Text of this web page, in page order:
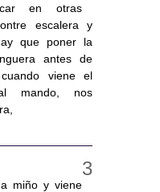
en otras
escalera y
que poner la
antes de
viene el
mando, nos
miño y viene